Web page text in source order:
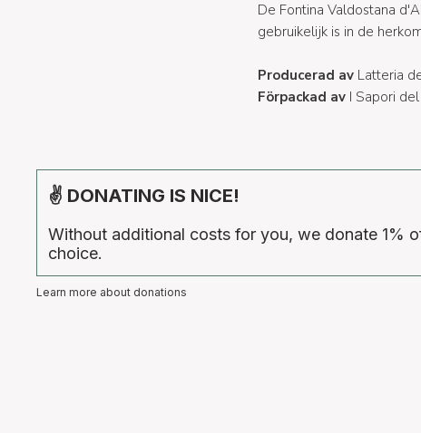
De Fontina Valdostana
gebruikelijk is in de
Producerad avLatteria
Förpackad avI Sapori del
✌ DONATING IS NICE!
Without additional costs for you, we donate 1%
choice.
Learn more about donations